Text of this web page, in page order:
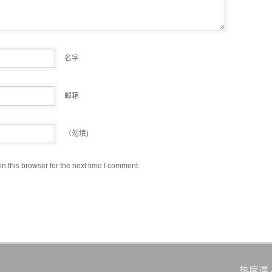
名字
邮箱
（勿填)
this browser for the next time I comment.